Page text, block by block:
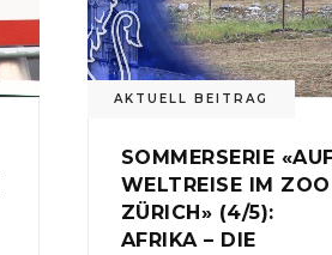
AKTUELL BEITRAG
SOMMERSERIE
WELTREISE IM ZOO
ZÜRICH» (4/5):
AFRIKA – DIE